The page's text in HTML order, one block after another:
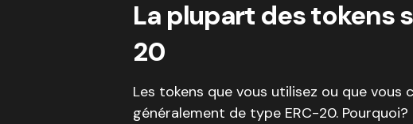
La plupart des tokens
20
Les tokens que vous utilisez ou que vous
généralement de type ERC-20.